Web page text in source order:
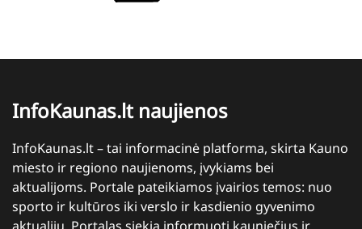
InfoKaunas.lt naujienos
InfoKaunas.lt – tai informacinė platforma, skirta Kauno
miesto ir regiono naujienoms, įvykiams bei
aktualijoms. Portale pateikiamos įvairios temos: nuo
sporto ir kultūros iki verslo ir kasdienio gyvenimo